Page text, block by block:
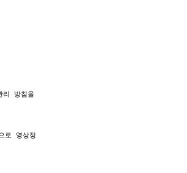
보, 새로운 서비스 및 행사정보 등의 안내.
방침을 통해 본 원에서 처리하는 영상정보가 어떠한
영상정보처리기기를 설치•운영 합니다.